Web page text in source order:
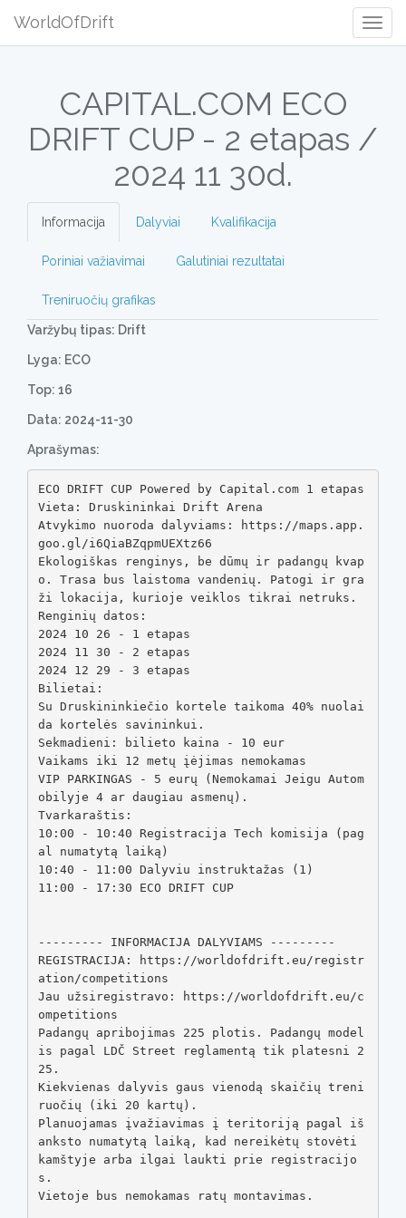
WorldOfDrift
CAPITAL.COM ECO
DRIFT CUP - 2 etapas /
2024 11 30d.
Informacija Dalyviai Kvalifikacija
Poriniai važiavimai Galutiniai rezultatai
Treniruočių grafikas
Varžybų tipas: Drift
Lyga: ECO
Top: 16
Data: 2024-11-30
Aprašymas:
ECO DRIFT CUP Powered by Capital.com 1 etapas
Vieta: Druskininkai Drift Arena
Atvykimo nuoroda dalyviams: https://maps.app.
goo.gl/i6QiaBZqpmUEXtz66
Ekologiškas renginys, be dūmų ir padangų kvap
o. Trasa bus laistoma vandenių. Patogi ir gra
ži lokacija, kurioje veiklos tikrai netruks.
Renginių datos:
2024 10 26 - 1 etapas
2024 11 30 - 2 etapas
2024 12 29 - 3 etapas
Bilietai:
Su Druskininkiečio kortele taikoma 40% nuolai
da kortelės savininkui.
Sekmadieni: bilieto kaina - 10 eur
Vaikams iki 12 metų įėjimas nemokamas
VIP PARKINGAS - 5 eurų (Nemokamai Jeigu Autom
obilyje 4 ar daugiau asmenų).
Tvarkaraštis:
10:00 - 10:40 Registracija Tech komisija (pag
al numatytą laiką)
10:40 - 11:00 Dalyviu instruktažas (1)
11:00 - 17:30 ECO DRIFT CUP
--------- INFORMACIJA DALYVIAMS ---------
REGISTRACIJA: https://worldofdrift.eu/registr
ation/competitions
Jau užsiregistravo: https://worldofdrift.eu/c
ompetitions
Padangų apribojimas 225 plotis. Padangų model
is pagal LDČ Street reglamentą tik platesni 2
25.
Kiekvienas dalyvis gaus vienodą skaičių treni
ruočių (iki 20 kartų).
Planuojamas įvažiavimas į teritoriją pagal iš
anksto numatytą laiką, kad nereikėtų stovėti
kamštyje arba ilgai laukti prie registracijo
s.
Vietoje bus nemokamas ratų montavimas.